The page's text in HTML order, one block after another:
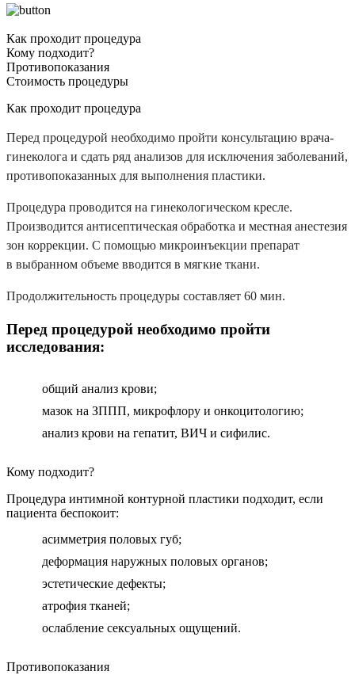
Как проходит процедура
Кому подходит?
Противопоказания
Стоимость процедуры
Как проходит процедура
Перед процедурой необходимо пройти консультацию врача-
гинеколога и сдать ряд анализов для исключения заболеваний,
противопоказанных для выполнения пластики.
Процедура проводится на гинекологическом кресле.
Производится антисептическая обработка и местная анестезия
зон коррекции. С помощью микроинъекции препарат
в выбранном объеме вводится в мягкие ткани.
Продолжительность процедуры соcтавляет 60 мин.
Перед процедурой необходимо пройти
исследования:
общий анализ крови;
мазок на ЗППП, микрофлору и онкоцитологию;
анализ крови на гепатит, ВИЧ и сифилис.
Кому подходит?
Процедура интимной контурной пластики подходит, если
пациента беспокоит:
асимметрия половых губ;
деформация наружных половых органов;
эстетические дефекты;
атрофия тканей;
ослабление сексуальных ощущений.
Противопоказания